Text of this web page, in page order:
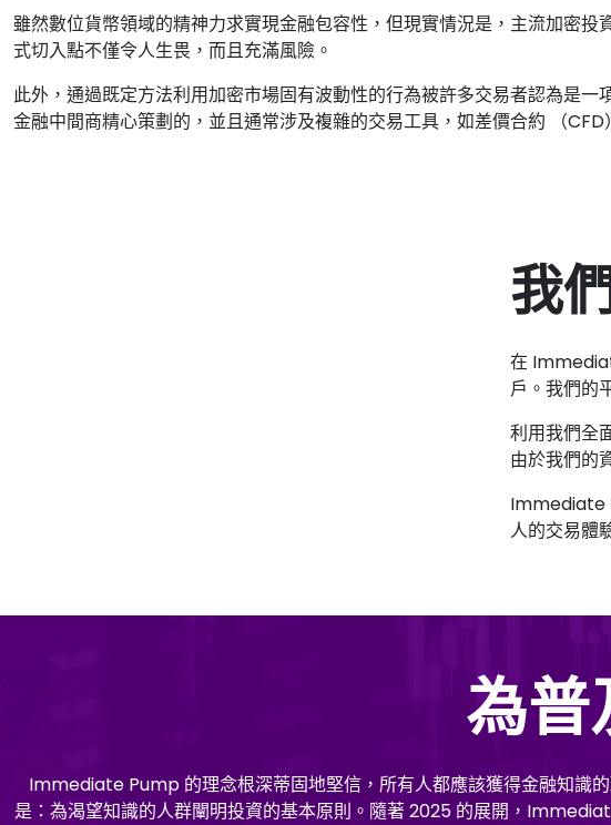
雖然數位貨幣領域的精神力求實現金融包容性，但現實情況是，主流加密
式切入點不僅令人生畏，而且充滿風險。
此外，通過既定方法利用加密市場固有波動性的行為被許多交易者認為是
金融中間商精心策劃的，並且通常涉及複雜的交易工具，如差價合約 （CFD
我
在
戶。我們的
利用我們全
由於我們的
Immediate
人的交易體
為普
Immediate Pump 的理念根深蒂固地堅信，所有人都應該獲得金融知識
是：為渴望知識的人群闡明投資的基本原則。隨著 2025 的展開，